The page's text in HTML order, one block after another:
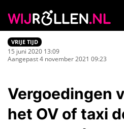
VRIJE TIJD
15 juni 2020 13:09
Aangepast 4 november 2021 09:23
Vergoedingen
het OV of taxi